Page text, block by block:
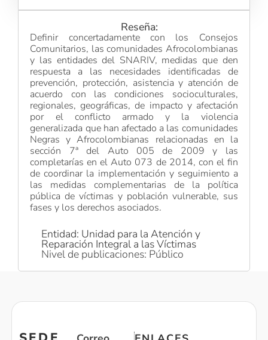
Reseña:
Definir concertadamente con los Consejos
Comunitarios, las comunidades Afrocolombianas
y las entidades del SNARIV, medidas que den
respuesta a las necesidades identificadas de
prevención, protección, asistencia y atención de
acuerdo con las condiciones socioculturales,
regionales, geográficas, de impacto y afectación
por el conflicto armado y la violencia
generalizada que han afectado a las comunidades
Negras y Afrocolombianas relacionadas en la
sección 7ª del Auto 005 de 2009 y las
completarías en el Auto 073 de 2014, con el fin
de coordinar la implementación y seguimiento a
las medidas complementarias de la política
pública de víctimas y población vulnerable, sus
fases y los derechos asociados.
Entidad: Unidad para la Atención y
Reparación Integral a las Víctimas
Nivel de publicaciones: Público